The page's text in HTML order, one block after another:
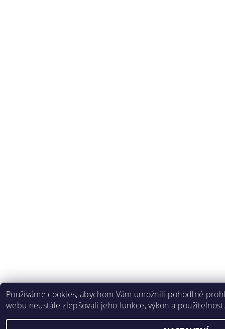
Používáme cookies, abychom Vám umožnili pohodlné
webu neustále zlepšovali jeho funkce, výkon a